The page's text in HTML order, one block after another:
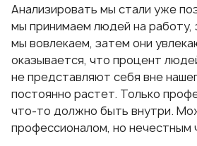
Анализировать мы стали уже
мы принимаем людей на работу,
мы вовлекаем, затем они
оказывается, что процент
не представляют себя вне
постоянно растет. Только
что-то должно быть внутри.
профессионалом, но нечестным